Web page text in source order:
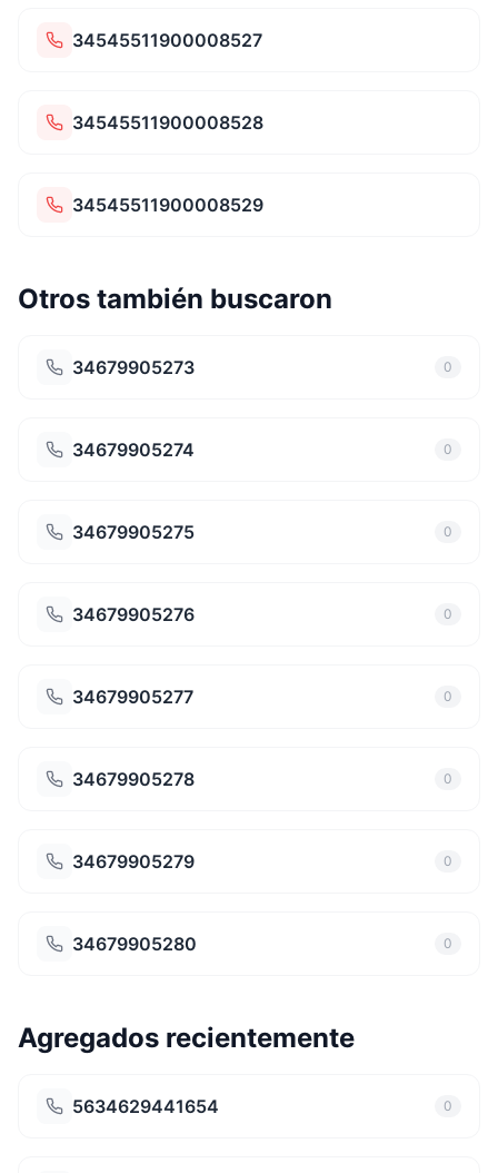
34545511900008527
34545511900008528
34545511900008529
Otros también buscaron
34679905273 0
34679905274 0
34679905275 0
34679905276 0
34679905277 0
34679905278 0
34679905279 0
34679905280 0
Agregados recientemente
5634629441654 0